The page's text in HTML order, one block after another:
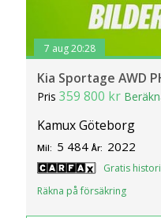
7 aug 20:28
Kia Sportage AWD
Pris359 800 kr
Kamux Göteborg
Mil: 5 484 År: 2022
Gratis
Räkna på försäkring